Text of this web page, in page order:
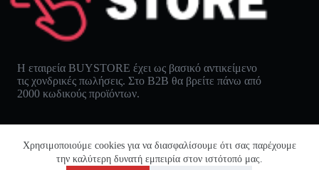
Χρησιμοποιούμε cookies για να διασφαλίσουμε ότι σας παρέχουμε
την καλύτερη δυνατή εμπειρία στον ιστότοπό μας.
Η εταιρεία BUYSTORE έχει ως βασικό αντικείμενο
τις χονδρικές πωλήσεις. Στο B2B θα βρείτε πάνω από
2000 κωδικούς προϊόντων.